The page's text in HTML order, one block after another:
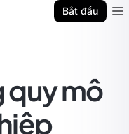
Bắt đầu
quy mô